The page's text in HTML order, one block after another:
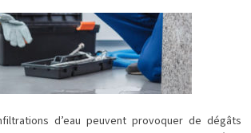
d’eau peuvent provoquer de dégâts